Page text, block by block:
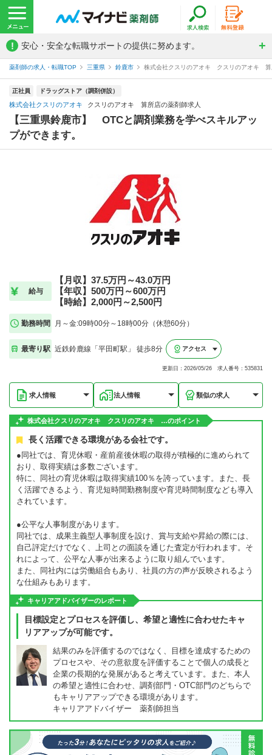
! 安心・安全な転職サポートの提供に努めます。
薬剤師の求人・転職TOP 三重県 鈴鹿市 株式会社クスリのアオキ クスリのアオキ 算
正社員 ドラッグストア（調剤併設）
株式会社クスリのアオキ クスリのアオキ 算所店の薬剤師求人
【三重県鈴鹿市】 OTCと調剤業務を学べスキルアッ
プができます。
給与
【月収】37.5万円～43.0万円
【年収】500万円～600万円
【時給】2,000円～2,500円
勤務時間 月～金:09時00分～18時00分（休憩60分）
最寄り駅 近鉄鈴鹿線「平田町駅」 徒歩8分 アクセス
更新日：2026/05/26 求人番号：535831
求人情報 法人情報 類似の求人
株式会社クスリのアオキ クスリのアオキ …のポイント
長く活躍できる環境がある会社です。
●同社では、育児休暇・産前産後休暇の取得が積極的に進められて
おり、取得実績は多数ございます。
特に、同社の育児休暇は取得実績100％を誇っています。また、長
く活躍できるよう、育児短時間勤務制度や育児時間制度なども導入
されています。
●公平な人事制度があります。
同社では、成果主義型人事制度を設け、賞与支給や昇給の際には、
自己評定だけでなく、上司との面談を通じた査定が行われます。そ
れによって、公平な人事が出来るように取り組んでいます。
また、同社内には労働組合もあり、社員の方の声が反映されるよう
な仕組みもあります。
キャリアアドバイザーのレポート
目標設定とプロセスを評価し、希望と適性に合わせたキャ
リアアップが可能です。
結果のみを評価するのではなく、目標を達成するための
プロセスや、その意欲度を評価することで個人の成長と
企業の長期的な発展があると考えています。また、本人
の希望と適性に合わせ、調剤部門・OTC部門のどちらで
もキャリアアップできる環境があります。
キャリアアドバイザー 薬剤師担当